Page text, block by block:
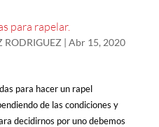
para rapelar.
RODRIGUEZ| Abr 15, 2020
para hacer un rapel
de las condiciones y
decidirnos por uno debemos